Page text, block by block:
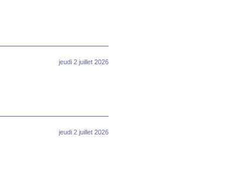
jeudi 2 juillet 2026
jeudi 2 juillet 2026